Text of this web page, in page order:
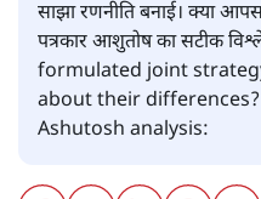
साझा रणनीति बनाई। क्या
पत्रकार आशुतोष का सटीक
formulated joint
about their
Ashutosh analysis: